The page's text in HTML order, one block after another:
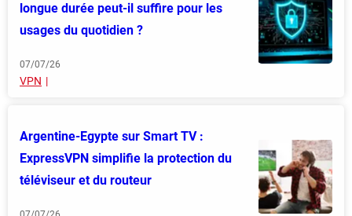
longue durée peut-il suffire pour les
usages du quotidien ?
07/07/26
VPN
Argentine-Egypte sur Smart TV :
ExpressVPN simplifie la protection du
téléviseur et du routeur